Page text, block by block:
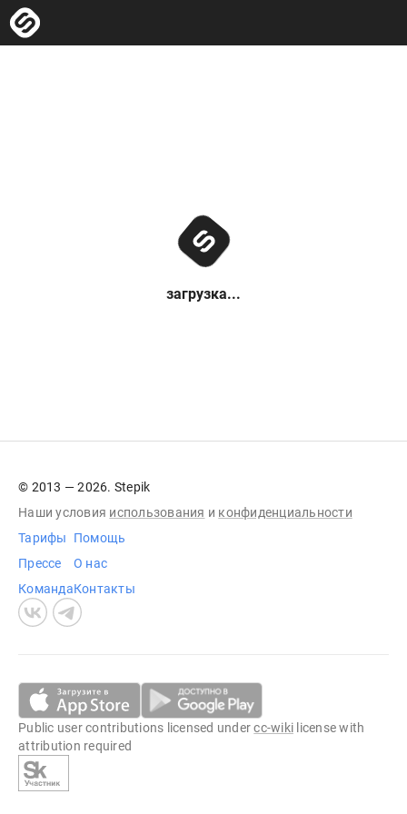
загрузка...
© 2013 — 2026. Stepik
Наши условия использования и конфиденциальности
Тарифы
Прессе
Команда
Помощь
О нас
Контакты
Public user contributions licensed undercc-wiki license with
attribution required